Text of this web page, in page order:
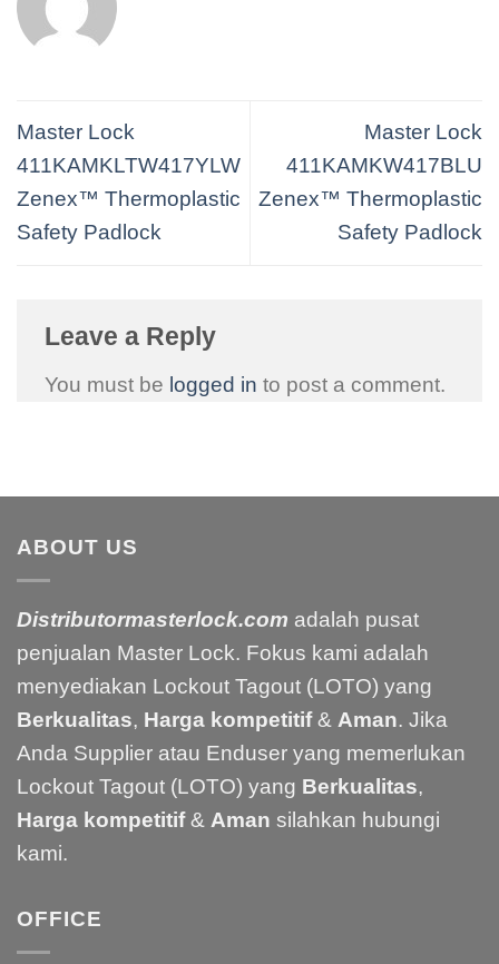
Master Lock
411KAMKLTW417YLW
Zenex™ Thermoplastic
Safety Padlock
Master Lock
411KAMKW417BLU
Zenex™ Thermoplastic
Safety Padlock
Leave a Reply
You must be logged in to post a comment.
ABOUT US
Distributormasterlock.com adalah pusat
penjualan Master Lock. Fokus kami adalah
menyediakan Lockout Tagout (LOTO) yang
Berkualitas, Harga kompetitif& Aman. Jika
Anda Supplier atau Enduser yang memerlukan
Lockout Tagout (LOTO) yang Berkualitas,
Harga kompetitif& Aman silahkan hubungi
kami.
OFFICE